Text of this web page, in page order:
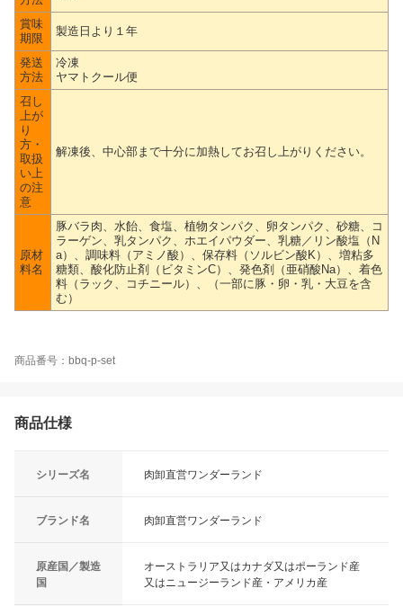
賞味
期限
製造日より１年
発送
方法
冷凍
ヤマトクール便
召し
上が
り
方・
取扱
い上
の注
意
解凍後、中心部まで十分に加熱してお召し上がりください。
原材
料名
豚バラ肉、水飴、食塩、植物タンパク、卵タンパク、砂糖、コ
ラーゲン、乳タンパク、ホエイパウダー、乳糖／リン酸塩（N
a）、調味料（アミノ酸）、保存料（ソルビン酸K）、増粘多
糖類、酸化防止剤（ビタミンC）、発色剤（亜硝酸Na）、着色
料（ラック、コチニール）、（一部に豚・卵・乳・大豆を含
む）
商品番号：bbq-p-set
商品仕様
シリーズ名 肉卸直営ワンダーランド
ブランド名 肉卸直営ワンダーランド
原産国／製造
国
オーストラリア又はカナダ又はポーランド産
又はニュージーランド産・アメリカ産